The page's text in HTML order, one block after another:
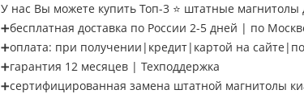
У нас Вы можете купить Топ-3 ⭐ штатные магнитолы
➕бесплатная доставка по России 2-5 дней | по
➕оплата: при получении|кредит|картой на
➕гарантия 12 месяцев | Техподдержка
➕сертифицированная замена штатной магнитолы